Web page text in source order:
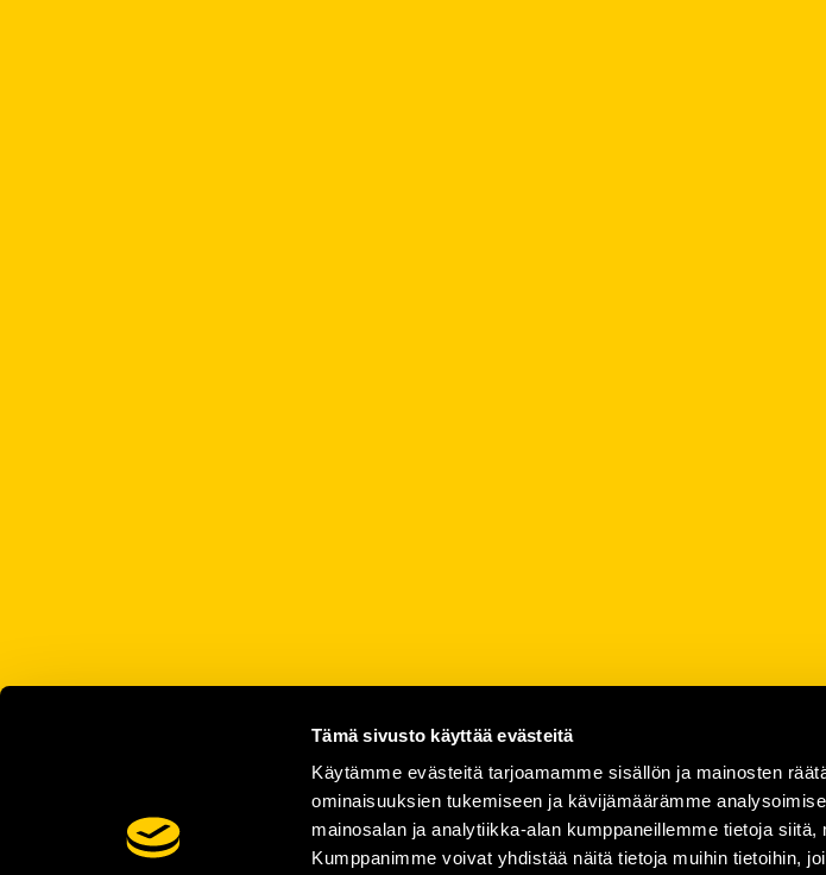
Tämä sivusto käyttää evästeitä
Käytämme evästeitä tarjoamamme sisällön ja mainosten
ominaisuuksien tukemiseen ja kävijämäärämme
mainosalan ja analytiikka-alan kumppaneillemme tietoja
Kumppanimme voivat yhdistää näitä tietoja muihin tietoihin,